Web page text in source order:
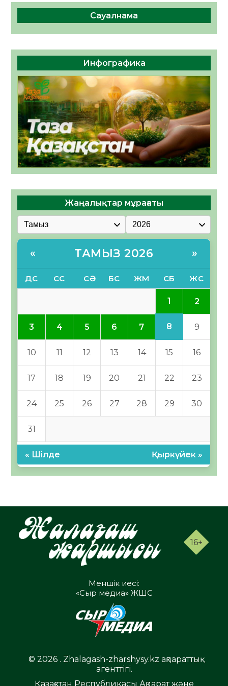
Сауалнама
Инфографика
Жаңалықтар мұрағаты
« ТАМЫЗ 2026 »
ДС СС СӘ БС ЖМ СБ ЖС
1 2
3 4 5 6 7 8 9
10 11 12 13 14 15 16
17 18 19 20 21 22 23
24 25 26 27 28 29 30
31
« Шілде Қыркүйек »
16+
Меншік иесі:
«Сыр медиа» ЖШС
© 2026 . Zhalagash-zharshysy.kz ақпараттық
агенттігі.
Қазақстан Республикасы Ақпарат және